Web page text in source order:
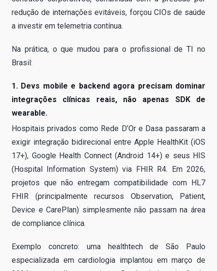
redução de internações evitáveis, forçou CIOs de saúde
a investir em telemetria contínua.
Na prática, o que mudou para o profissional de TI no
Brasil:
1. Devs mobile e backend agora precisam dominar
integrações clínicas reais, não apenas SDK de
wearable.
Hospitais privados como Rede D’Or e Dasa passaram a
exigir integração bidirecional entre Apple HealthKit (iOS
17+), Google Health Connect (Android 14+) e seus HIS
(Hospital Information System) via FHIR R4. Em 2026,
projetos que não entregam compatibilidade com HL7
FHIR (principalmente recursos Observation, Patient,
Device e CarePlan) simplesmente não passam na área
de compliance clínica.
Exemplo concreto: uma healthtech de São Paulo
especializada em cardiologia implantou em março de